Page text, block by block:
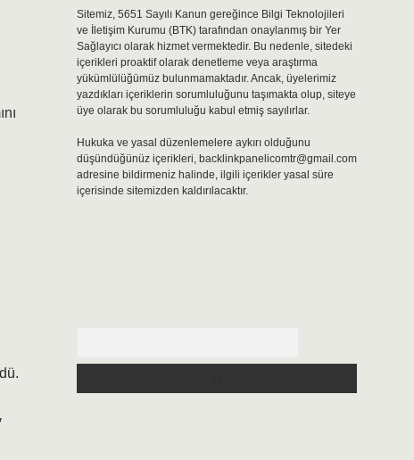
Sitemiz, 5651 Sayılı Kanun gereğince Bilgi Teknolojileri
ve İletişim Kurumu (BTK) tarafından onaylanmış bir Yer
Sağlayıcı olarak hizmet vermektedir. Bu nedenle, sitedeki
içerikleri proaktif olarak denetleme veya araştırma
yükümlülüğümüz bulunmamaktadır. Ancak, üyelerimiz
yazdıkları içeriklerin sorumluluğunu taşımakta olup, siteye
üye olarak bu sorumluluğu kabul etmiş sayılırlar.
Hukuka ve yasal düzenlemelere aykırı olduğunu
düşündüğünüz içerikleri, backlinkpanelicomtr@gmail.com
adresine bildirmeniz halinde, ilgili içerikler yasal süre
içerisinde sitemizden kaldırılacaktır.